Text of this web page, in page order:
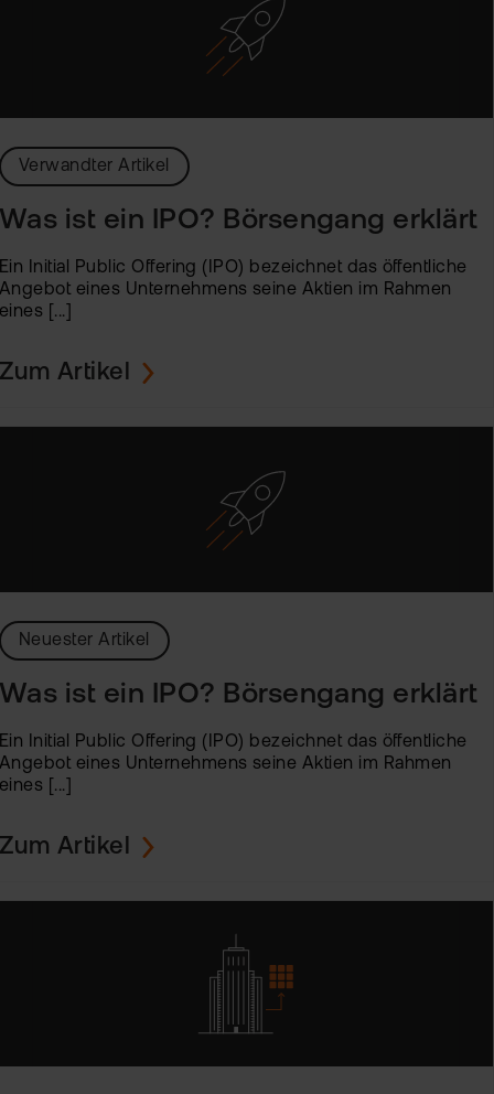
Verwandter Artikel
Was ist ein IPO? Börsengang erklärt
Ein Initial Public Offering (IPO) bezeichnet das öffentliche
Angebot eines Unternehmens seine Aktien im Rahmen
eines [...]
Zum Artikel
Neuester Artikel
Was ist ein IPO? Börsengang erklärt
Ein Initial Public Offering (IPO) bezeichnet das öffentliche
Angebot eines Unternehmens seine Aktien im Rahmen
eines [...]
Zum Artikel